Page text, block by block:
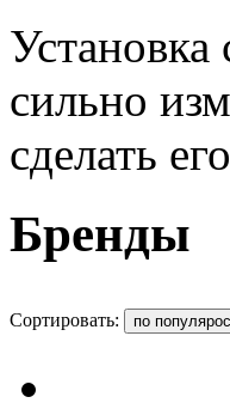
Установка
сильно
сделать
Бренды
Сортировать: